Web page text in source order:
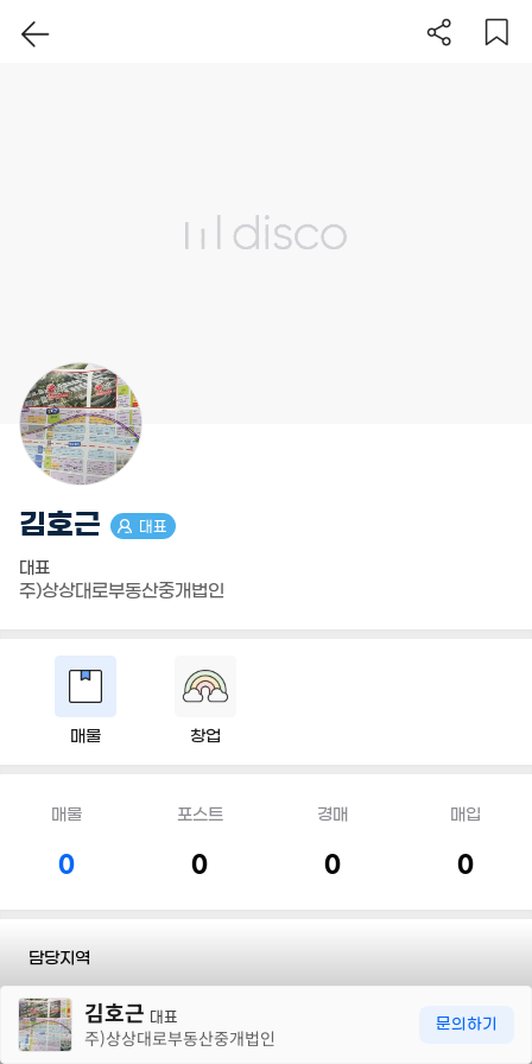
김호근 대표
대표
주)상상대로부동산중개법인
매물 창업
매물
0
포스트
0
경매
0
매입
0
담당지역
전문유형김호근 대표
주)상상대로부동산중개법인
문의하기